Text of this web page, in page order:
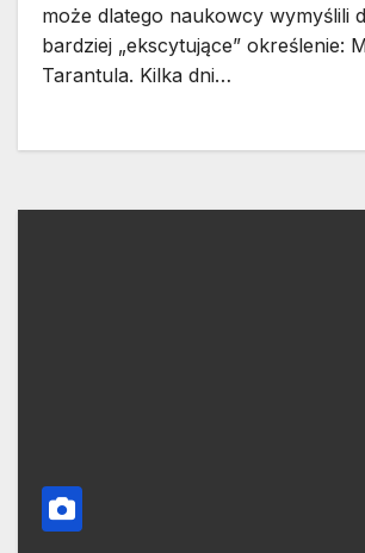
może dlatego naukowcy wymyślili
bardziej „ekscytujące” określenie:
Tarantula. Kilka dni…